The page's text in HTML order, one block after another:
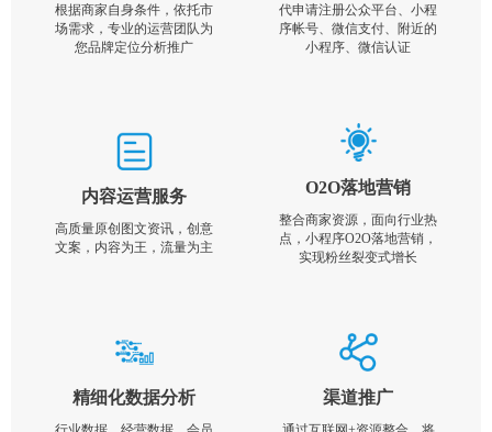
根据商家自身条件，依托市
场需求，专业的运营团队为
您品牌定位分析推广
代申请注册公众平台、小程
序帐号、微信支付、附近的
小程序、微信认证
内容运营服务
高质量原创图文资讯，创意
文案，内容为王，流量为主
O2O落地营销
整合商家资源，面向行业热
点，小程序O2O落地营销，
实现粉丝裂变式增长
精细化数据分析 渠道推广